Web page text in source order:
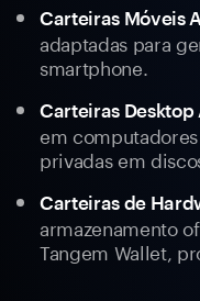
Carteiras Móveis
adaptadas para
smartphone.
Carteiras Desktop
em
privadas em
Carteiras de
armazenamento
Tangem Wallet,